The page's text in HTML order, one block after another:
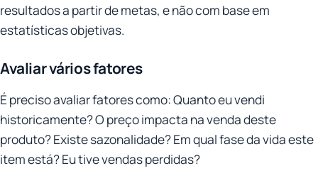
resultados a partir de metas, e não com base em
estatísticas objetivas.
Avaliar vários fatores
É preciso avaliar fatores como: Quanto eu vendi
historicamente? O preço impacta na venda deste
produto? Existe sazonalidade? Em qual fase da vida este
item está? Eu tive vendas perdidas?